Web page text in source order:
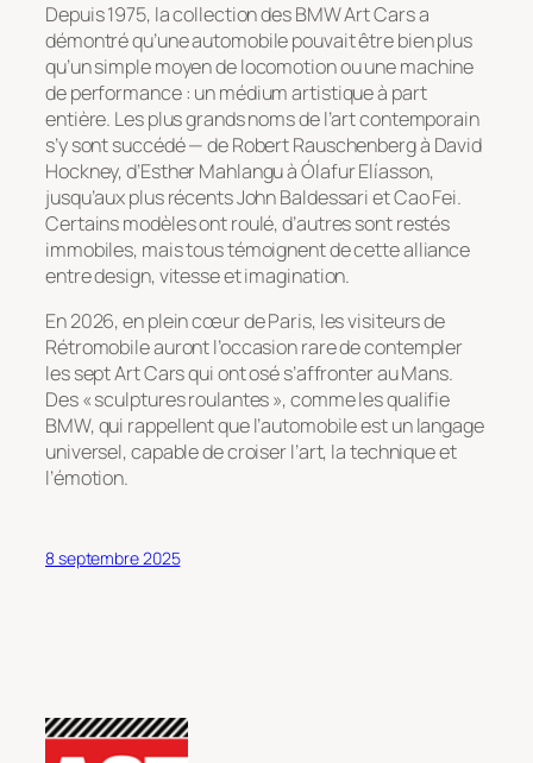
Depuis 1975, la collection des BMW Art Cars a
démontré qu’une automobile pouvait être bien plus
qu’un simple moyen de locomotion ou une machine
de performance : un médium artistique à part
entière. Les plus grands noms de l’art contemporain
s’y sont succédé — de Robert Rauschenberg à David
Hockney, d’Esther Mahlangu à Ólafur Elíasson,
jusqu’aux plus récents John Baldessari et Cao Fei.
Certains modèles ont roulé, d’autres sont restés
immobiles, mais tous témoignent de cette alliance
entre design, vitesse et imagination.
En 2026, en plein cœur de Paris, les visiteurs de
Rétromobile auront l’occasion rare de contempler
les sept Art Cars qui ont osé s’affronter au Mans.
Des « sculptures roulantes », comme les qualifie
BMW, qui rappellent que l’automobile est un langage
universel, capable de croiser l’art, la technique et
l’émotion.
8 septembre 2025